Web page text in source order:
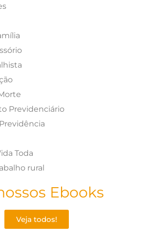
Previdenciário
Toda
rural
Ebooks
Veja todos!